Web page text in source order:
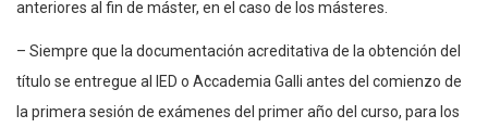
anteriores al fin de máster, en el caso de los másteres.
– Siempre que la documentación acreditativa de la obtención del
título se entregue al IED o Accademia Galli antes del comienzo de
la primera sesión de exámenes del primer año del curso, para los